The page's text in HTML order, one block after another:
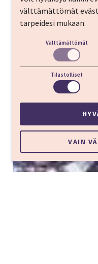
välttämättömät
tarpeidesi mukaan.
Välttämättömät
Tilastolliset
VAIN